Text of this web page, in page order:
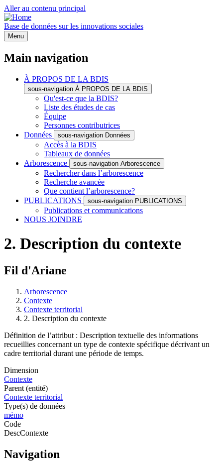
Aller au contenu principal
Base de données sur les innovations sociales
Menu
Main navigation
À PROPOS DE LA BDIS
sous-navigation À PROPOS DE LA BDIS
Qu'est-ce que la BDIS?
Liste des études de cas
Équipe
Personnes contributrices
Données
sous-navigation Données
Accès à la BDIS
Tableaux de données
Arborescence
sous-navigation Arborescence
Rechercher dans l’arborescence
Recherche avancée
Que contient l’arborescence?
PUBLICATIONS
sous-navigation PUBLICATIONS
Publications et communications
NOUS JOINDRE
2. Description du contexte
Fil d'Ariane
Arborescence
Contexte
Contexte territorial
2. Description du contexte
Définition de l’attribut : Description textuelle des informations
recueillies concernant un type de contexte spécifique décrivant un
cadre territorial durant une période de temps.
Dimension
Contexte
Parent (entité)
Contexte territorial
Type(s) de données
mémo
Code
DescContexte
Navigation